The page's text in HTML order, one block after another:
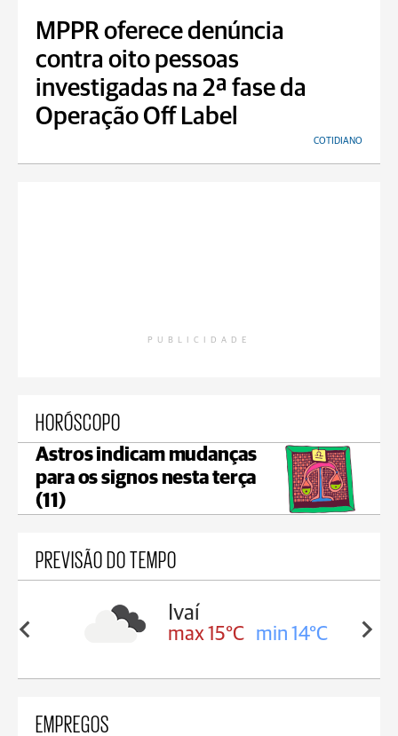
MPPR oferece denúncia
contra oito pessoas
investigadas na 2ª fase da
Operação Off Label
COTIDIANO
PUBLICIDADE
HORÓSCOPO
Astros indicam mudanças
para os signos nesta terça
(11)
PREVISÃO DO TEMPO
12°C
Ivaí
max 15°C min 14°C
EMPREGOS